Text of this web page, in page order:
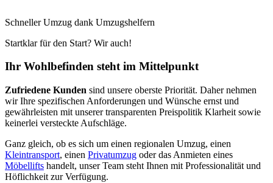
Schneller Umzug dank Umzugshelfern
Startklar für den Start? Wir auch!
Ihr Wohlbefinden steht im Mittelpunkt
Zufriedene Kunden sind unsere oberste Priorität. Daher nehmen
wir Ihre spezifischen Anforderungen und Wünsche ernst und
gewährleisten mit unserer transparenten Preispolitik Klarheit sowie
keinerlei versteckte Aufschläge.
Ganz gleich, ob es sich um einen regionalen Umzug, einen
Kleintransport, einen Privatumzug oder das Anmieten eines
Möbellifts handelt, unser Team steht Ihnen mit Professionalität und
Höflichkeit zur Verfügung.